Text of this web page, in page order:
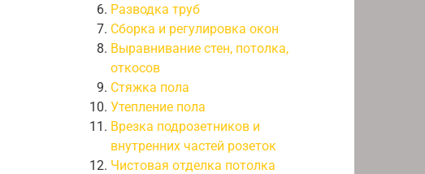
Разводка труб
Сборка и регулировка окон
Выравнивание стен, потолка,
откосов
Стяжка пола
Утепление пола
Врезка подрозетников и
внутренних частей розеток
Чистовая отделка потолка